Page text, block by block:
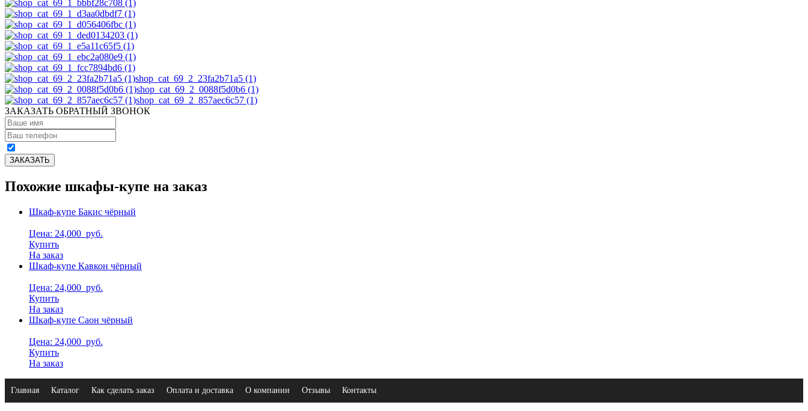
shop_cat_69_2_23fa2b71a5 (1)
shop_cat_69_2_0088f5d0b6 (1)
shop_cat_69_2_857aec6c57 (1)
ЗАКАЗАТЬ ОБРАТНЫЙ ЗВОНОК
Похожие шкафы-купе на заказ
Шкаф-купе Бакис чёрный
Цена: 24,000 руб.
Купить
На заказ
Шкаф-купе Кавкон чёрный
Цена: 24,000 руб.
Купить
На заказ
Шкаф-купе Саон чёрный
Цена: 24,000 руб.
Купить
На заказ
Главная Каталог Как сделать заказ Оплата и доставка О компании Отзывы Контакты